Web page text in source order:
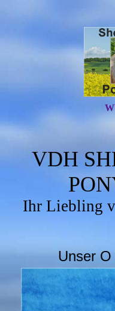
VDH
Ihr Liebling
Unser